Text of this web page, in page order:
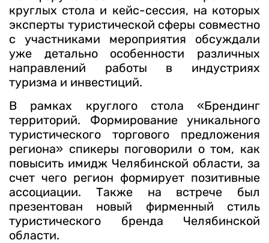
круглых стола и кейс-сессия, на которых
эксперты туристической сферы совместно
с участниками мероприятия обсуждали
уже детально особенности различных
направлений работы в индустриях
туризма и инвестиций.
В рамках круглого стола «Брендинг
территорий. Формирование уникального
туристического торгового предложения
региона» спикеры поговорили о том, как
повысить имидж Челябинской области, за
счет чего регион формирует позитивные
ассоциации. Также на встрече был
презентован новый фирменный стиль
туристического бренда Челябинской
области.